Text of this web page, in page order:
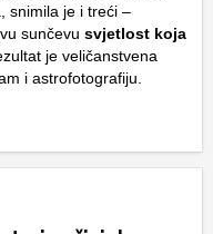
snimila je i treći –
sunčevu svjetlost koja
je veličanstvena
i astrofotografiju.